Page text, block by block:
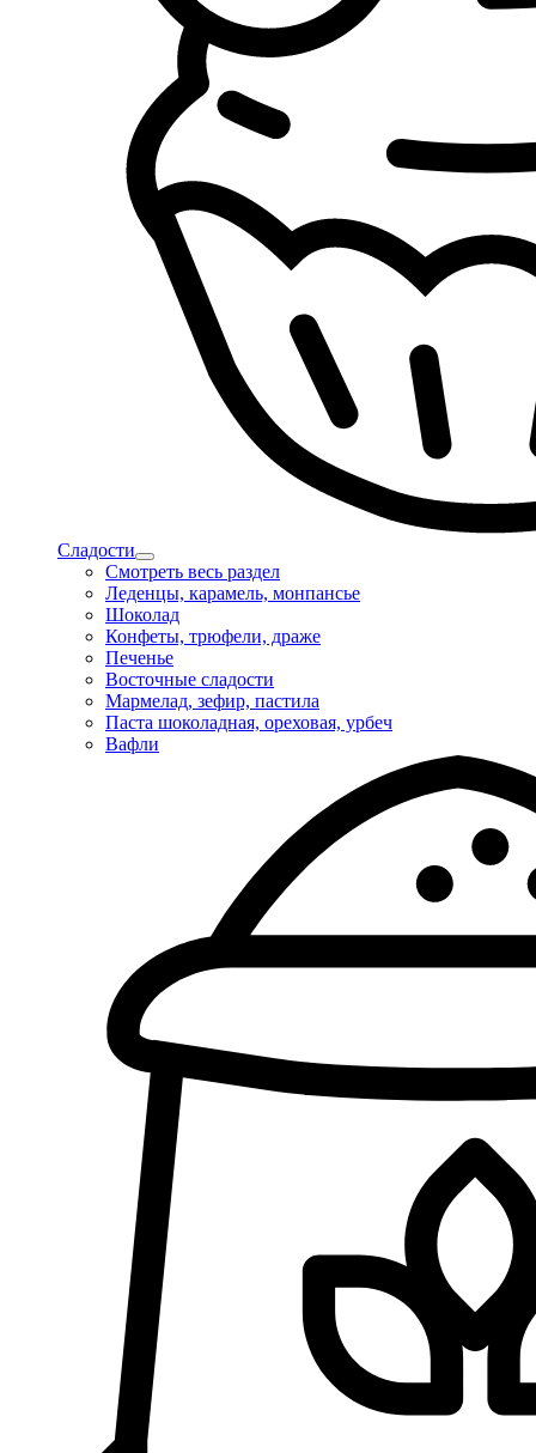
Сладости
Смотреть весь раздел
Леденцы, карамель, монпансье
Шоколад
Конфеты, трюфели, драже
Печенье
Восточные сладости
Мармелад, зефир, пастила
Паста шоколадная, ореховая, урбеч
Вафли